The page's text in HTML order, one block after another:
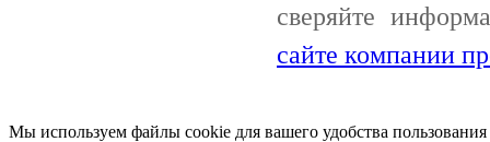
сверяйте
сайте компании
Мы используем файлы cookie для вашего удобства